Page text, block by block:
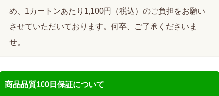
め、1カートンあたり1,100円（税込）のご負担をお願い
させていただいております。何卒、ご了承くださいま
せ。
商品品質100日保証について